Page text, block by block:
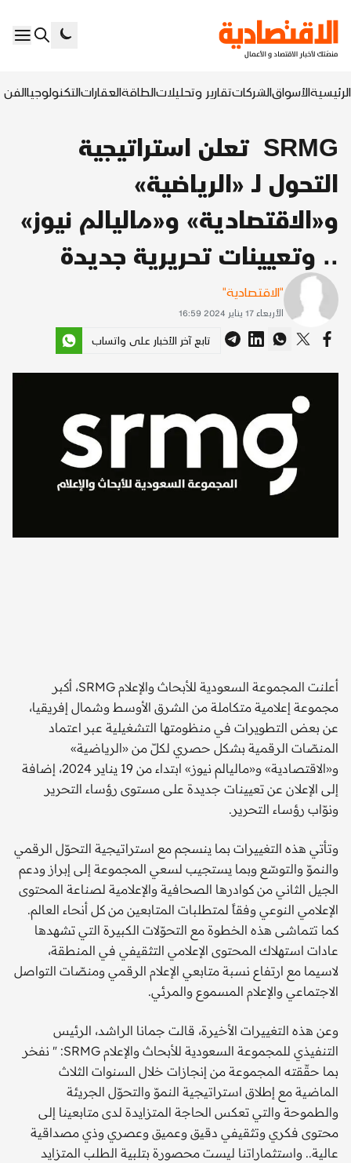
الرئيسيةالأسواقالشركاتتقارير وتحليلاتالطاقةالعقاراتالتكنولوجياالفن
SRMG تعلن استراتيجية
التحول لـ «الرياضية»
و«الاقتصادية» و«ماليالم نيوز»
.. وتعيينات تحريرية جديدة
"الاقتصادية"
الأربعاء 17 يناير 2024 16:59
تابع آخر الأخبار على واتساب
أعلنت المجموعة السعودية للأبحاث والإعلام SRMG، أكبر
مجموعة إعلامية متكاملة من الشرق الأوسط وشمال إفريقيا،
عن بعض التطويرات في منظومتها التشغيلية عبر اعتماد
المنصّات الرقمية بشكل حصري لكلّ من «الرياضية»
و«الاقتصادية» و«ماليالم نيوز» ابتداء من 19 يناير 2024، إضافة
إلى الإعلان عن تعيينات جديدة على مستوى رؤساء التحرير
ونوّاب رؤساء التحرير.
وتأتي هذه التغييرات بما ينسجم مع استراتيجية التحوّل الرقمي
والنموّ والتوسّع وبما يستجيب لسعي المجموعة إلى إبراز ودعم
الجيل الثاني من كوادرها الصحافية والإعلامية لصناعة المحتوى
الإعلامي النوعي وفقاً لمتطلبات المتابعين من كل أنحاء العالم.
كما تتماشى هذه الخطوة مع التحوّلات الكبيرة التي تشهدها
عادات استهلاك المحتوى الإعلامي التثقيفي في المنطقة،
لاسيما مع ارتفاع نسبة متابعي الإعلام الرقمي ومنصّات التواصل
الاجتماعي والإعلام المسموع والمرئي.
وعن هذه التغييرات الأخيرة، قالت جمانا الراشد، الرئيس
التنفيذي للمجموعة السعودية للأبحاث والإعلام SRMG: " نفخر
بما حقّقته المجموعة من إنجازات خلال السنوات الثلاث
الماضية مع إطلاق استراتيجية النموّ والتحوّل الجريئة
والطموحة والتي تعكس الحاجة المتزايدة لدى متابعينا إلى
محتوى فكري وتثقيفي دقيق وعميق وعصري وذي مصداقية
عالية.. واستثماراتنا ليست محصورة بتلبية الطلب المتزايد